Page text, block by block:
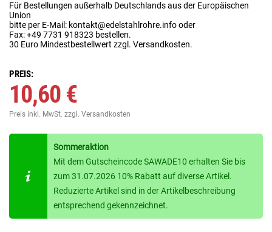
Für Bestellungen außerhalb Deutschlands aus der Europäischen
Union
bitte per E-Mail: kontakt@edelstahlrohre.info oder
Fax: +49 7731 918323 bestellen.
30 Euro Mindestbestellwert zzgl. Versandkosten.
PREIS:
10,60 €
Preis inkl. MwSt. zzgl. Versandkosten
Sommeraktion
Mit dem Gutscheincode SAWADE10 erhalten Sie bis
zum 31.07.2026 10% Rabatt auf diverse Artikel.
Reduzierte Artikel sind in der Artikelbeschreibung
entsprechend gekennzeichnet.